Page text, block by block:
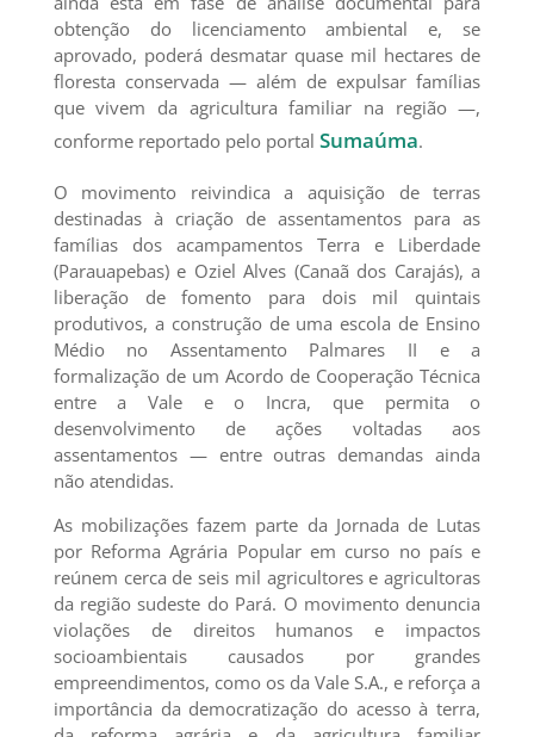
obtenção do licenciamento ambiental e, se
aprovado, poderá desmatar quase mil hectares de
floresta conservada — além de expulsar famílias
que vivem da agricultura familiar na região —,
conforme reportado pelo portal Sumaúma.
O movimento reivindica a aquisição de terras
destinadas à criação de assentamentos para as
famílias dos acampamentos Terra e Liberdade
(Parauapebas) e Oziel Alves (Canaã dos Carajás), a
liberação de fomento para dois mil quintais
produtivos, a construção de uma escola de Ensino
Médio no Assentamento Palmares II e a
formalização de um Acordo de Cooperação Técnica
entre a Vale e o Incra, que permita o
desenvolvimento de ações voltadas aos
assentamentos — entre outras demandas ainda
não atendidas.
As mobilizações fazem parte da Jornada de Lutas
por Reforma Agrária Popular em curso no país e
reúnem cerca de seis mil agricultores e agricultoras
da região sudeste do Pará. O movimento denuncia
violações de direitos humanos e impactos
socioambientais causados por grandes
empreendimentos, como os da Vale S.A., e reforça a
importância da democratização do acesso à terra,